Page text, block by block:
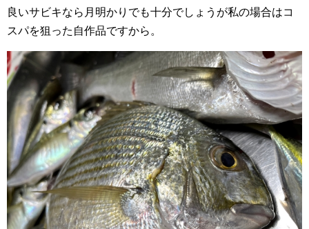
良いサビキなら月明かりでも十分でしょうが私の場合はコ
スパを狙った自作品ですから。